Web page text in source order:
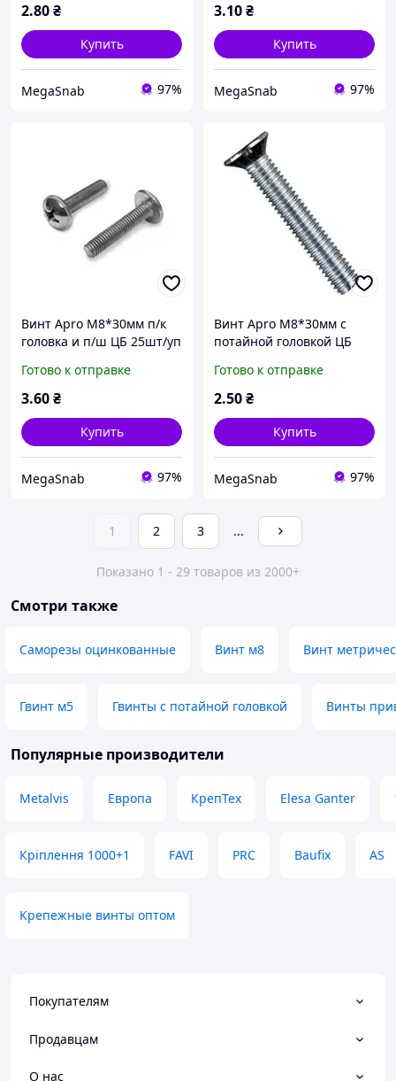
2.80₴
Купить
MegaSnab 97%
3.10₴
Купить
MegaSnab 97%
Винт Apro М8*30мм п/к
головка и п/ш ЦБ 25шт/уп
Готово к отправке
3.60₴
Купить
MegaSnab 97%
Винт Apro М8*30мм с
потайной головкой ЦБ
Готово к отправке
2.50₴
Купить
MegaSnab 97%
1 2 3 ...
Показано 1 - 29 товаров из 2000+
Смотри также
Саморезы оцинкованные Винт м8 Винт
Гвинт м5 Гвинты с потайной головкой Винты
Популярные производители
Metalvis Европа КрепТех Elesa Ganter
Кріплення 1000+1 FAVI PRC Baufix AS
Крепежные винты оптом
Покупателям
Продавцам
О нас